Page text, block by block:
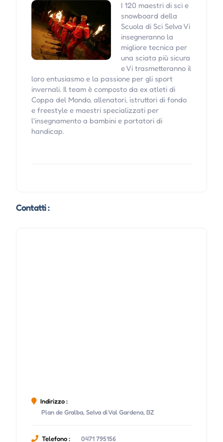
I 120 maestri di sci e
snowboard della
Scuola di Sci Selva Vi
insegneranno la
migliore tecnica per
una sciata più sicura
e Vi trasmetteranno il
loro entusiasmo e la passione per gli sport
invernali. Il team è composto da ex atleti di
Coppa del Mondo, allenatori, istruttori di fondo
e freestyle e maestri specializzati per
l'insegnamento a bambini e portatori di
handicap.
Contatti :
Indirizzo :
Plan de Gralba, Selva di Val Gardena, BZ
Telefono : 0471 795156